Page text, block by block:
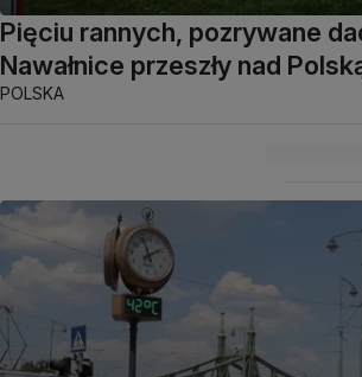
Pięciu rannych, pozrywane
Nawałnice przeszły nad
POLSKA